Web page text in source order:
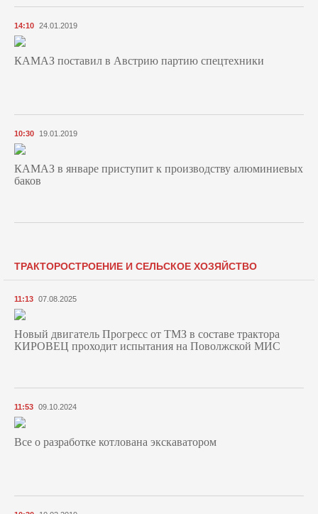
14:10 24.01.2019
КАМАЗ поставил в Австрию партию спецтехники
10:30 19.01.2019
КАМАЗ в январе приступит к производству алюминиевых
баков
ТРАКТОРОСТРОЕНИЕ И СЕЛЬСКОЕ ХОЗЯЙСТВО
11:13 07.08.2025
Новый двигатель Прогресс от ТМЗ в составе трактора
КИРОВЕЦ проходит испытания на Поволжской МИС
11:53 09.10.2024
Все о разработке котлована экскаватором